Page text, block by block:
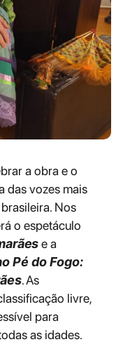
a obra e o
das vozes mais
Nos
o espetáculo
e a
Pé do Fogo:
. As
livre,
para
as idades.